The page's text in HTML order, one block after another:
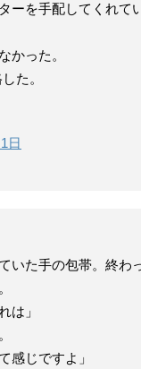
ーを手配してくれて
かった。
た。
日
いた手の包帯。終わ
は」
感じですよ」